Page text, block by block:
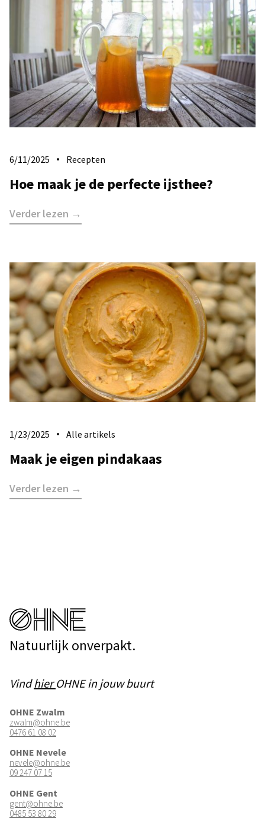
6/11/2025 Recepten
Hoe maak je de perfecte ijsthee?
Verder lezen →
1/23/2025 Alle artikels
Maak je eigen pindakaas
Verder lezen →
Natuurlijk onverpakt.
VindhierOHNE in jouw buurt
OHNE Zwalm
zwalm@ohne.be
0476 61 08 02
OHNE Nevele
nevele@ohne.be
09 247 07 15
OHNE Gent
gent@ohne.be
0485 53 80 29